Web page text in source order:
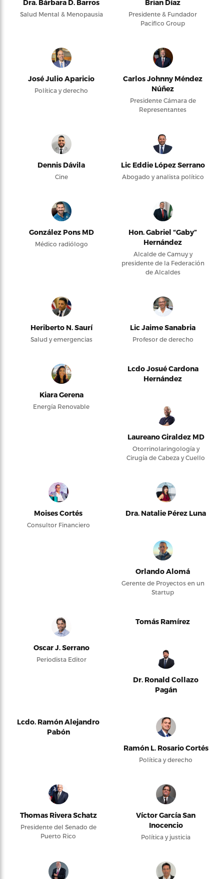
Dra. Bárbara D. Barros
Salud Mental & Menopausia
Brian Díaz
Presidente & Fundador
Pacifico Group
José Julio Aparicio
Política y derecho
Carlos Johnny Méndez
Núñez
Presidente Cámara de
Representantes
Dennis Dávila
Cine
Lic Eddie López Serrano
Abogado y analista político
González Pons MD
Médico radiólogo
Hon. Gabriel “Gaby”
Hernández
Alcalde de Camuy y
presidente de la Federación
de Alcaldes
Heriberto N. Saurí
Salud y emergencias
Lic Jaime Sanabria
Profesor de derecho
Kiara Gerena
Energía Renovable
Lcdo Josué Cardona
Hernández
Laureano Giraldez MD
Otorrinolaringología y
Cirugía de Cabeza y Cuello
Moises Cortés
Consultor Financiero
Dra. Natalie Pérez Luna
Orlando Alomá
Gerente de Proyectos en un
Startup
Oscar J. Serrano
Periodista Editor
Tomás Ramírez
Dr. Ronald Collazo
Pagán
Lcdo. Ramón Alejandro
Pabón
Ramón L. Rosario Cortés
Política y derecho
Thomas Rivera Schatz
Presidente del Senado de
Puerto Rico
Víctor García San
Inocencio
Política y justicia